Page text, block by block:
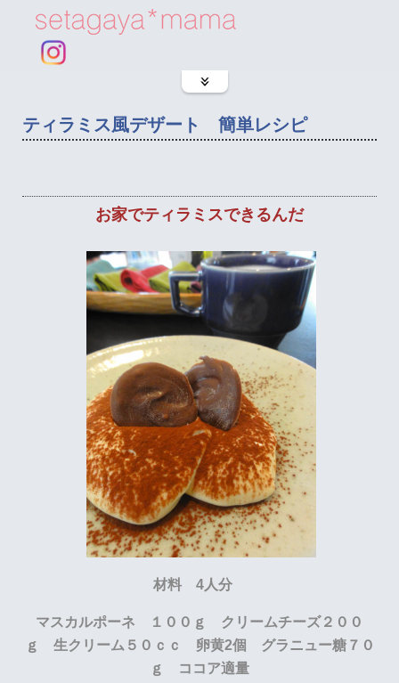
ティラミス風デザート 簡単レシピ
お家でティラミスできるんだ
材料 4人分
マスカルポーネ １００ｇ クリームチーズ２００
ｇ 生クリーム５０ｃｃ 卵黄2個 グラニュー糖７０
ｇ ココア適量